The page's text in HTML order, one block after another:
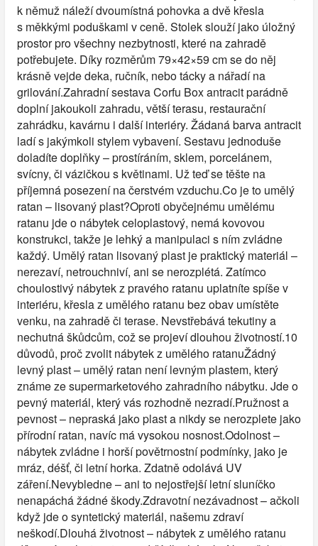
k němuž náleží dvoumístná pohovka a dvě křesla
s měkkými poduškami v ceně. Stolek slouží jako úložný
prostor pro všechny nezbytnosti, které na zahradě
potřebujete. Díky rozměrům 79×42×59 cm se do něj
krásně vejde deka, ručník, nebo tácky a nářadí na
grilování.Zahradní sestava Corfu Box antracit parádně
doplní jakoukoli zahradu, větší terasu, restaurační
zahrádku, kavárnu i další interiéry. Žádaná barva antracit
ladí s jakýmkoli stylem vybavení. Sestavu jednoduše
doladíte doplňky – prostíráním, sklem, porcelánem,
svícny, či vázičkou s květinami. Už teď se těšte na
příjemná posezení na čerstvém vzduchu.Co je to umělý
ratan – lisovaný plast?Oproti obyčejnému umělému
ratanu jde o nábytek celoplastový, nemá kovovou
konstrukci, takže je lehký a manipulaci s ním zvládne
každý. Umělý ratan lisovaný plast je praktický materiál –
nerezaví, netrouchniví, ani se nerozplétá. Zatímco
choulostivý nábytek z pravého ratanu uplatníte spíše v
interiéru, křesla z umělého ratanu bez obav umístěte
venku, na zahradě či terase. Nevstřebává tekutiny a
nechutná škůdcům, což se projeví dlouhou životností.10
důvodů, proč zvolit nábytek z umělého ratanuŽádný
levný plast – umělý ratan není levným plastem, který
známe ze supermarketového zahradního nábytku. Jde o
pevný materiál, který vás rozhodně nezradí.Pružnost a
pevnost – nepraská jako plast a nikdy se nerozplete jako
přírodní ratan, navíc má vysokou nosnost.Odolnost –
nábytek zvládne i horší povětrnostní podmínky, jako je
mráz, déšť, či letní horka. Zdatně odolává UV
záření.Nevybledne – ani to nejostřejší letní sluníčko
nenapáchá žádné škody.Zdravotní nezávadnost – ačkoli
když jde o syntetický materiál, našemu zdraví
neškodí.Dlouhá životnost – nábytek z umělého ratanu